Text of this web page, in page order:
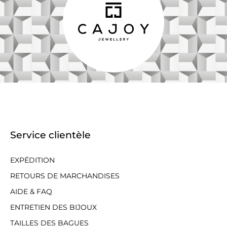
Service clientèle
EXPÉDITION
RETOURS DE MARCHANDISES
AIDE & FAQ
ENTRETIEN DES BIJOUX
TAILLES DES BAGUES